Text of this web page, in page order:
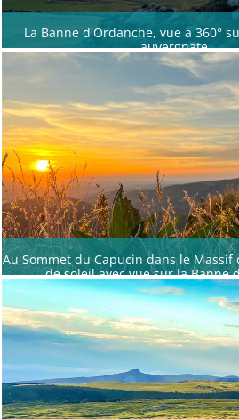
La Banne d'Ordanche, vue a 360°
auvergnate
Au Sommet du Capucin dans le Massif
de soleil avec vue sur la Banne